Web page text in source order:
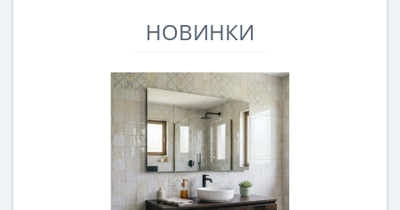
НОВИНКИ